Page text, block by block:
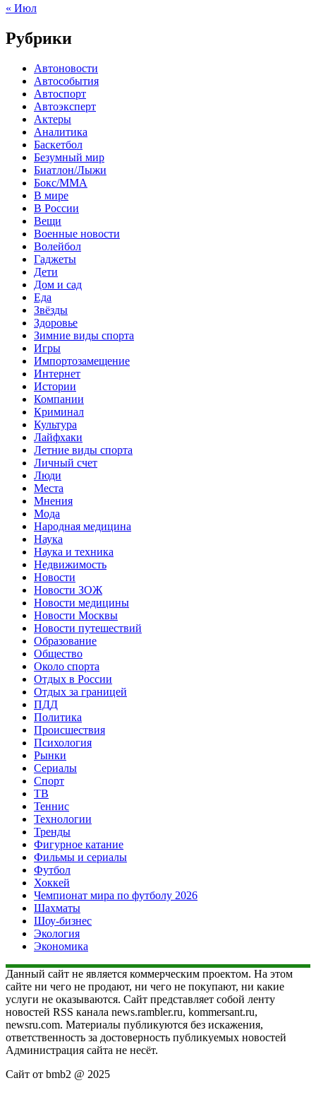
« Июл
Рубрики
Автоновости
Автособытия
Автоспорт
Автоэксперт
Актеры
Аналитика
Баскетбол
Безумный мир
Биатлон/Лыжи
Бокс/MMA
В мире
В России
Вещи
Военные новости
Волейбол
Гаджеты
Дети
Дом и сад
Еда
Звёзды
Здоровье
Зимние виды спорта
Игры
Импортозамещение
Интернет
Истории
Компании
Криминал
Культура
Лайфхаки
Летние виды спорта
Личный счет
Люди
Места
Мнения
Мода
Народная медицина
Наука
Наука и техника
Недвижимость
Новости
Новости ЗОЖ
Новости медицины
Новости Москвы
Новости путешествий
Образование
Общество
Около спорта
Отдых в России
Отдых за границей
ПДД
Политика
Происшествия
Психология
Рынки
Сериалы
Спорт
ТВ
Теннис
Технологии
Тренды
Фигурное катание
Фильмы и сериалы
Футбол
Хоккей
Чемпионат мира по футболу 2026
Шахматы
Шоу-бизнес
Экология
Экономика
Данный сайт не является коммерческим проектом. На этом
сайте ни чего не продают, ни чего не покупают, ни какие
услуги не оказываются. Сайт представляет собой ленту
новостей RSS канала news.rambler.ru, kommersant.ru,
newsru.com. Материалы публикуются без искажения,
ответственность за достоверность публикуемых новостей
Администрация сайта не несёт.
Сайт от bmb2 @ 2025